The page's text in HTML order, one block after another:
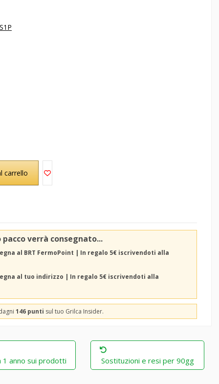
carrello
verrà consegnato...
al BRT FermoPoint | In regalo 5€ iscrivendoti alla
al tuo indirizzo | In regalo 5€ iscrivendoti alla
146 punti sul tuo Grilca Insider.
1 anno sui prodotti
Sostituzioni e resi per 90gg